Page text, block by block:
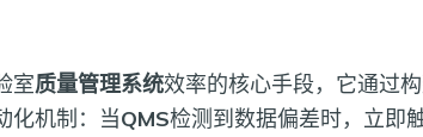
室质量管理系统效率的核心手段，它通过
化机制：当QMS检测到数据偏差时，立即